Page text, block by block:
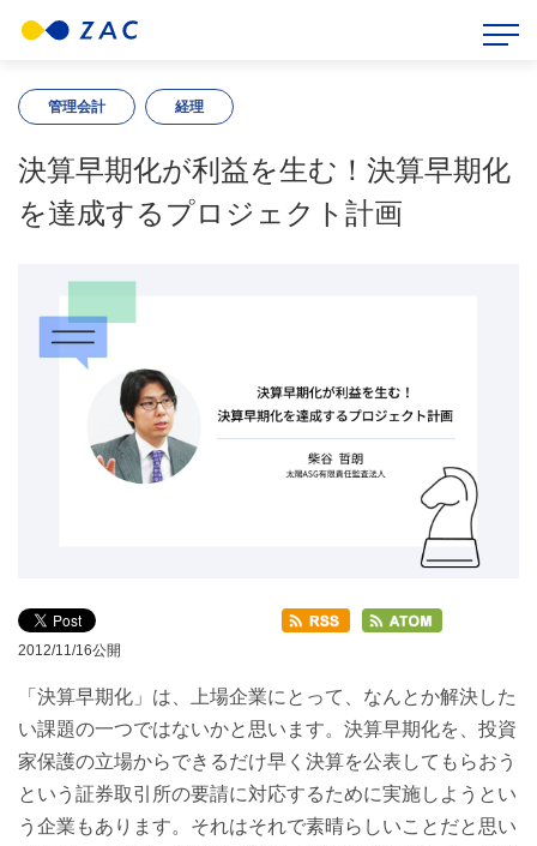
HOME > ZAC BLOG
決算早期化が利益を生む！決算早期化を達成するプロジェクト計画
管理会計 経理
決算早期化が利益を生む！決算早期化
を達成するプロジェクト計画
2012/11/16公開
「決算早期化」は、上場企業にとって、なんとか解決した
い課題の一つではないかと思います。決算早期化を、投資
家保護の立場からできるだけ早く決算を公表してもらおう
という証券取引所の要請に対応するために実施しようとい
う企業もあります。それはそれで素晴らしいことだと思い